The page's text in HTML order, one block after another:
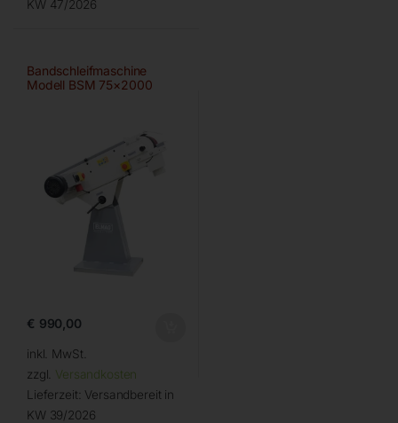
KW 47/2026
Bandschleifmaschine
Modell BSM 75×2000
€ 990,00
inkl. MwSt.
zzgl. Versandkosten
Lieferzeit: Versandbereit in
KW 39/2026